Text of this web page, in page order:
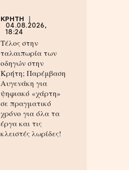
ΚΡΗΤΗ
04.08.2026,
18:24
Τέλος στην
ταλαιπωρία των
οδηγών στην
Κρήτη; Παρέμβαση
Αυγενάκη για
ψηφιακό «χάρτη»
σε πραγματικό
χρόνο για όλα τα
έργα και τις
κλειστές λωρίδες!